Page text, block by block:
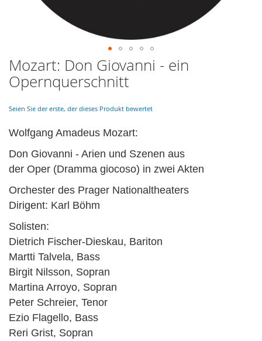
Skip
to
the
of
images
Mozart: Don Giovanni - ein
Opernquerschnitt
Seien Sie der erste, der dieses Produkt bewertet
Wolfgang Amadeus Mozart:
Don Giovanni - Arien und Szenen aus
der Oper (Dramma giocoso) in zwei Akten
Orchester des Prager Nationaltheaters
Dirigent: Karl Böhm
Solisten:
Dietrich Fischer-Dieskau, Bariton
Martti Talvela, Bass
Birgit Nilsson, Sopran
Martina Arroyo, Sopran
Peter Schreier, Tenor
Ezio Flagello, Bass
Reri Grist, Sopran